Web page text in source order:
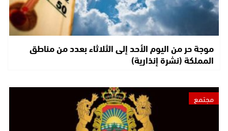
موجة حر من اليوم الأحد إلى الثلاثاء بعدد من مناطق
المملكة (نشرة إنذارية)
مجتمع